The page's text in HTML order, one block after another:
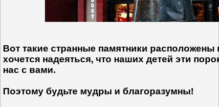
Вот такие странные памятники
хочется надеяться, что наших детей эти
нас с вами.
Поэтому будьте мудры и благоразумны!